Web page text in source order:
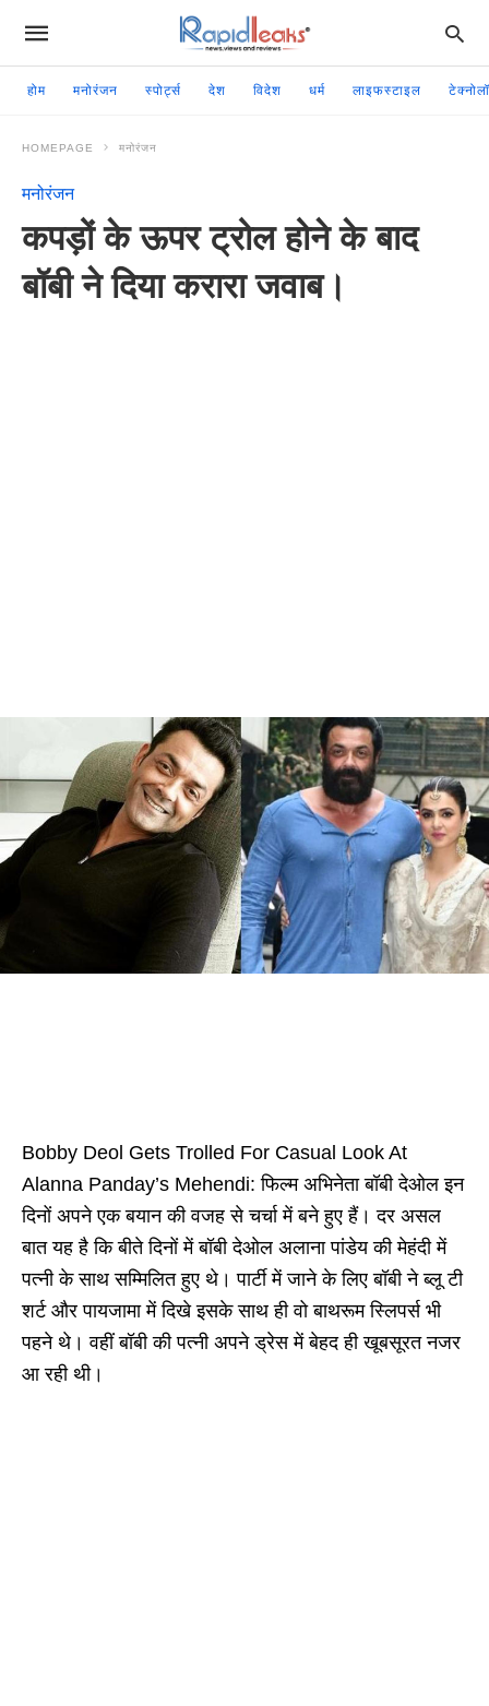
होम मनोरंजन स्पोर्ट्स देश विदेश धर्म लाइफस्टाइल
HOMEPAGE मनोरंजन
मनोरंजन
कपड़ों के ऊपर ट्रोल होने के बाद
बॉबी ने दिया करारा जवाब।
Bobby Deol Gets Trolled For Casual Look At
Alanna Panday’s Mehendi: फिल्म अभिनेता बॉबी देओल इन
दिनों अपने एक बयान की वजह से चर्चा में बने हुए हैं। दर असल
बात यह है कि बीते दिनों में बॉबी देओल अलाना पांडेय की मेहंदी में
पत्नी के साथ सम्मिलित हुए थे। पार्टी में जाने के लिए बॉबी ने ब्लू टी
शर्ट और पायजामा में दिखे इसके साथ ही वो बाथरूम स्लिपर्स भी
पहने थे। वहीं बॉबी की पत्नी अपने ड्रेस में बेहद ही खूबसूरत नजर
आ रही थी।